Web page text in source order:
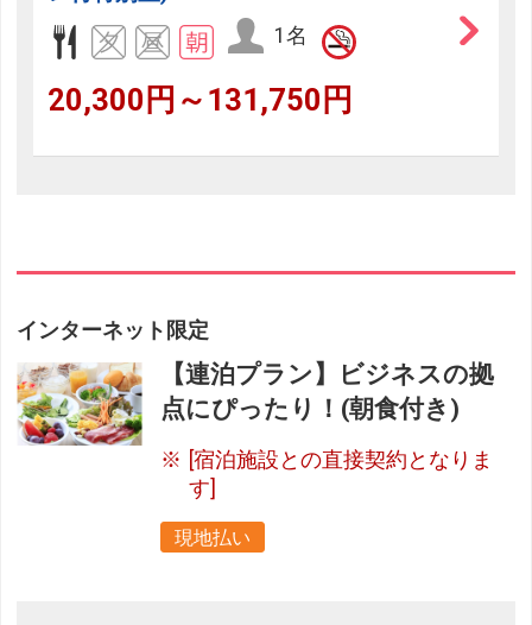
1名
20,300円～131,750円
インターネット限定
【連泊プラン】ビジネスの拠
点にぴったり！(朝食付き)
[宿泊施設との直接契約となりま
す]
現地払い